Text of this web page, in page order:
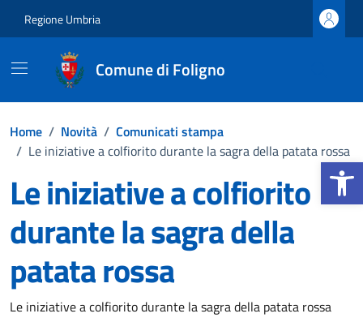
Apri la
Regione Umbria
Comune di Foligno
Home / Novità / Comunicati stampa
/ Le iniziative a colfiorito durante la sagra della patata rossa
Le iniziative a colfiorito
durante la sagra della
patata rossa
Dettagli della notizia
Le iniziative a colfiorito durante la sagra della patata rossa